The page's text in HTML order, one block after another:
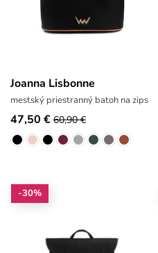
Joanna Lisbonne
mestský priestranný batoh na zips
47,50 € 60,90 €
-30%